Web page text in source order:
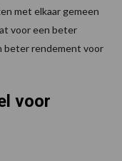
met elkaar gemeen
voor een beter
beter rendement voor
voor